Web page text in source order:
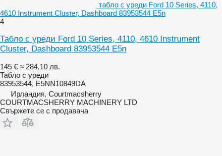
табло с уреди Ford 10 Series, 4110,
4610 Instrument Cluster, Dashboard 83953544 E5n
4
Табло с уреди Ford 10 Series, 4110, 4610 Instrument
Cluster, Dashboard 83953544 E5n
145 € ≈ 284,10 лв.
Табло с уреди
83953544, E5NN10849DA
Ирландия, Courtmacsherry
COURTMACSHERRY MACHINERY LTD
Свържете се с продавача